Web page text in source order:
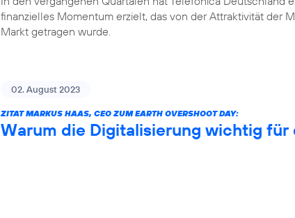
finanzielles Momentum erzielt, das von der Attraktivität der
Markt getragen wurde.
02. August 2023
ZITAT MARKUS HAAS, CEO ZUM EARTH OVERSHOOT DAY:
Warum die Digitalisierung wichtig für